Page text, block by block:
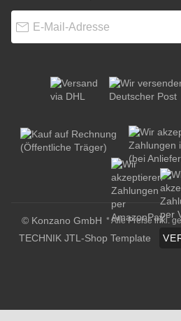
© Konzano GmbH * Alle Preise inkl.
TECHNIK JTL-Shop Template